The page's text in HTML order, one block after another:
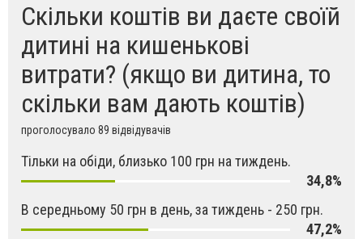
Скільки коштів ви даєте своїй
дитині на кишенькові
витрати? (якщо ви дитина, то
скільки вам дають коштів)
проголосувало 89 відвідувачів
Тільки на обіди, близько 100 грн на тиждень.
34,8%
В середньому 50 грн в день, за тиждень - 250 грн.
47,2%